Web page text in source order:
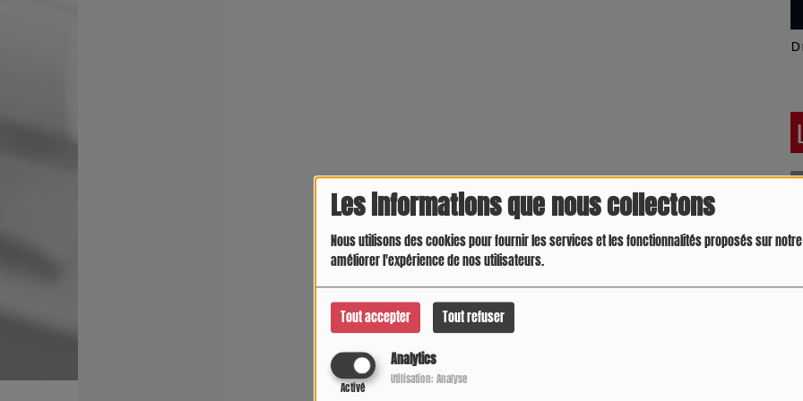
Les informations que nous collectons
Nous utilisons des cookies pour fournir les services et les fonctionnalités proposés sur
améliorer l'expérience de nos utilisateurs.
Tout accepter Tout refuser
Analytics
Activé
Utilisation: Analyse